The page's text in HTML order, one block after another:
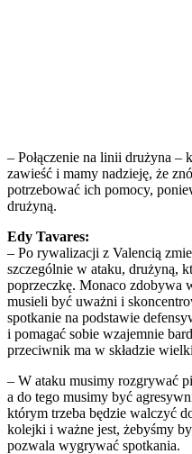
– Połączenie na linii drużyna –
zawieść i mamy nadzieję, że
potrzebować ich pomocy,
drużyną.
Edy Tavares:
– Po rywalizacji z Valencią
szczególnie w ataku, drużyną,
poprzeczkę. Monaco zdobywa
musieli być uważni i
spotkanie na podstawie
i pomagać sobie wzajemnie
przeciwnik ma w składzie
– W ataku musimy rozgrywać
a do tego musimy być
którym trzeba będzie walczyć
kolejki i ważne jest, żebyśmy
pozwala wygrywać spotkania.